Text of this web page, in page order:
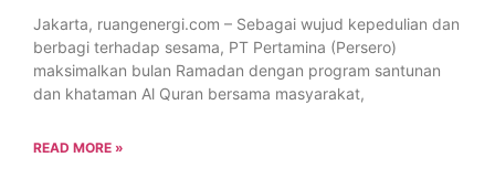
Jakarta, ruangenergi.com – Sebagai wujud kepedulian dan
berbagi terhadap sesama, PT Pertamina (Persero)
maksimalkan bulan Ramadan dengan program santunan
dan khataman Al Quran bersama masyarakat,
READ MORE »